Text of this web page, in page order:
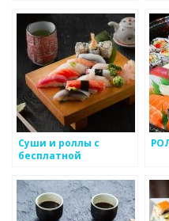
Суши и роллы с
бесплатной